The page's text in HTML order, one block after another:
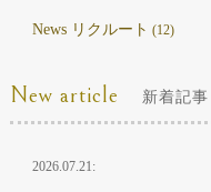
News リクルート (12)
New article 新着記事
2026.07.21: